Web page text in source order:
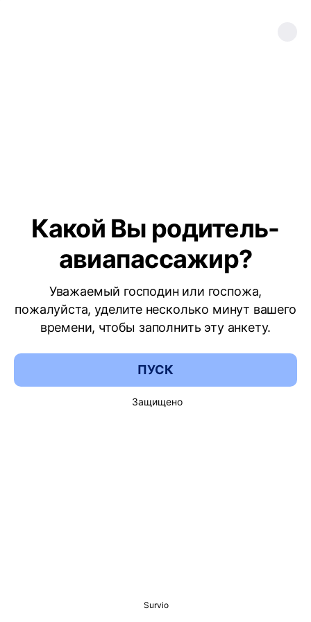
Какой Вы родитель-
авиапассажир?
Уважаемый господин или госпожа,
пожалуйста, уделите несколько минут вашего
времени, чтобы заполнить эту анкету.
ПУСК
Защищено
Survio